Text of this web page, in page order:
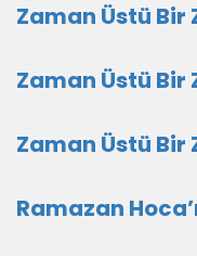
Zaman Üstü
Zaman Üstü
Zaman Üstü
Ramazan